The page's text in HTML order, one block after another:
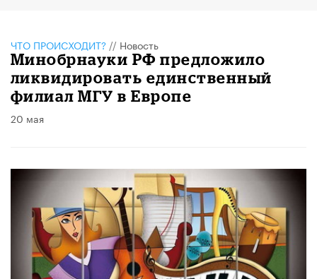
ЧТО ПРОИСХОДИТ? // Новость
Минобрнауки РФ предложило
ликвидировать единственный
филиал МГУ в Европе
20 мая